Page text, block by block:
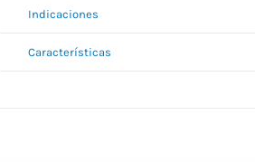
Indicaciones
Características